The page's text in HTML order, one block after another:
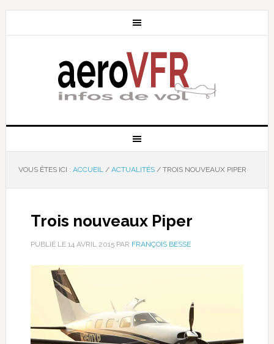
VOUS ÊTES ICI : ACCUEIL / ACTUALITÉS /TROIS NOUVEAUX PIPER
Trois nouveaux Piper
PUBLIÉ LE 14 AVRIL 2015PAR FRANÇOIS BESSE